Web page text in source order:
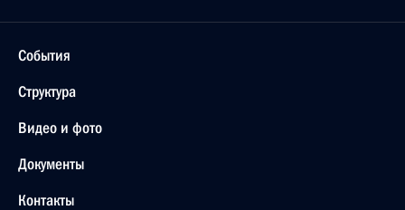
События
Структура
Видео и фото
Документы
Контакты